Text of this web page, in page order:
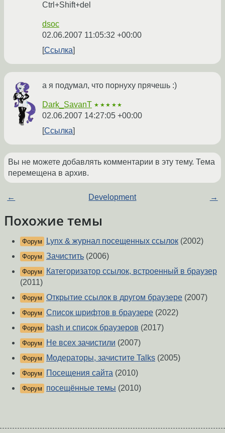
Ctrl+Shift+del
dsoc
02.06.2007 11:05:32 +00:00
Ссылка
а я подумал, что порнуху прячешь :)
Dark_SavanT ★★★★★
02.06.2007 14:27:05 +00:00
Ссылка
Вы не можете добавлять комментарии в эту тему. Тема
перемещена в архив.
← Development →
Похожие темы
Форум Lynx & журнал посещенных ссылок (2002)
Форум Зачистить (2006)
Форум
Категоризатор ссылок, встроенный в браузер
(2011)
Форум Открытие ссылок в другом браузере (2007)
Форум Список шрифтов в браузере (2022)
Форум bash и список браузеров (2017)
Форум Не всех зачистили (2007)
Форум Модераторы, зачистите Talks (2005)
Форум Посещения сайта (2010)
Форум посещённые темы (2010)